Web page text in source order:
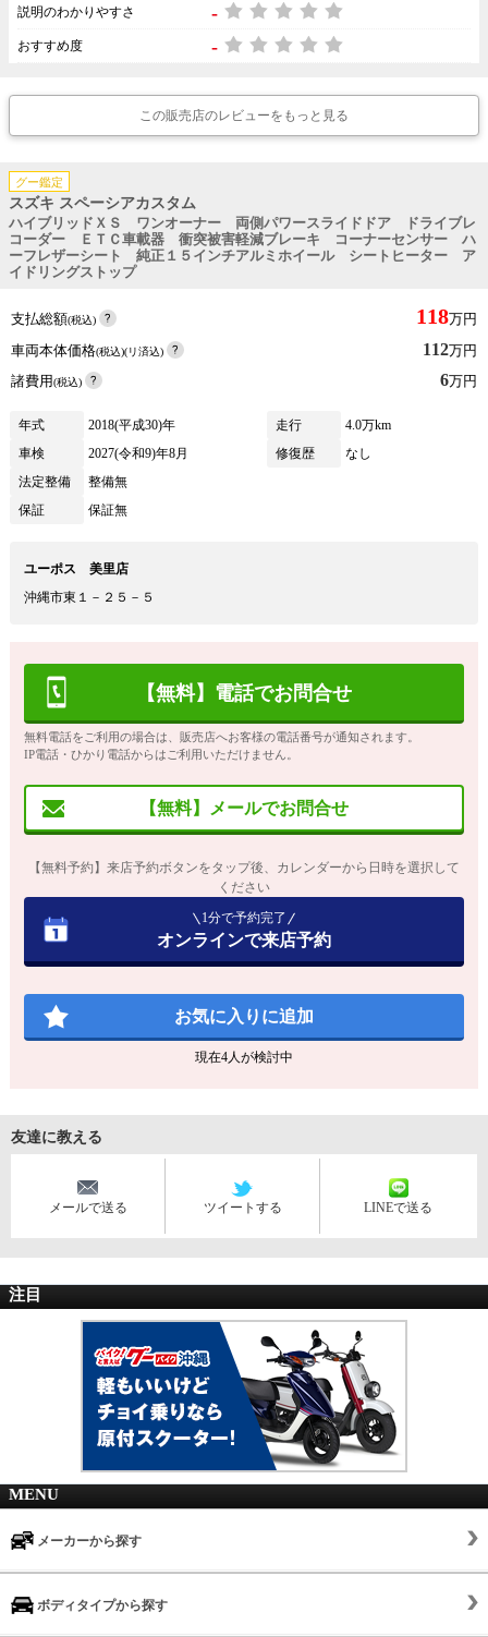
説明のわかりやすさ -
おすすめ度 -
この販売店のレビューをもっと見る
グー鑑定
スズキ スペーシアカスタム
ハイブリッドＸＳ ワンオーナー 両側パワースライドドア ドライブレ
コーダー ＥＴＣ車載器 衝突被害軽減ブレーキ コーナーセンサー ハ
ーフレザーシート 純正１５インチアルミホイール シートヒーター ア
イドリングストップ
支払総額(税込) 118万円
車両本体価格(税込)(リ済込) 112万円
諸費用(税込) 6万円
年式 2018(平成30)年 走行
4.0万km
車検
2027(令和9)年8月 修復歴
なし
法定整備
整備無
保証
保証無
ユーポス 美里店
沖縄市東１－２５－５
【無料】電話でお問合せ
無料電話をご利用の場合は、販売店へお客様の電話番号が通知されます。
IP電話・ひかり電話からはご利用いただけません。
【無料】メールでお問合せ
【無料予約】来店予約ボタンをタップ後、カレンダーから日時を選択して
ください
1分で予約完了
オンラインで来店予約
お気に入りに追加
現在4人が検討中
友達に教える
メールで送る ツイートする LINEで送る
注目
MENU
メーカーから探す
ボディタイプから探す